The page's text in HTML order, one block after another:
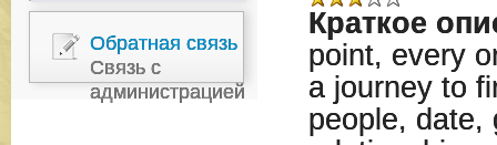
Обратная связь
Связь с
администрацией
Краткое
point, every
a journey to
people, date,